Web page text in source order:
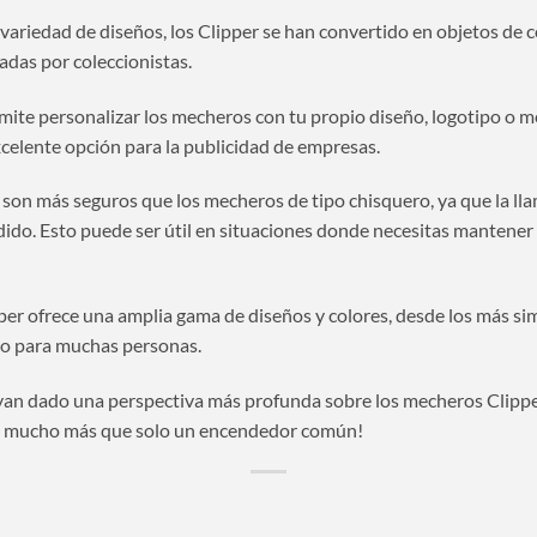
de diseños, los Clipper se han convertido en objetos de
por coleccionistas.
personalizar los mecheros con tu propio diseño, logotipo o
opción para la publicidad de empresas.
más seguros que los mecheros de tipo chisquero, ya que la
Esto puede ser útil en situaciones donde necesitas
ofrece una amplia gama de diseños y colores, desde los más
para muchas personas.
dado una perspectiva más profunda sobre los mecheros
más que solo un encendedor común!